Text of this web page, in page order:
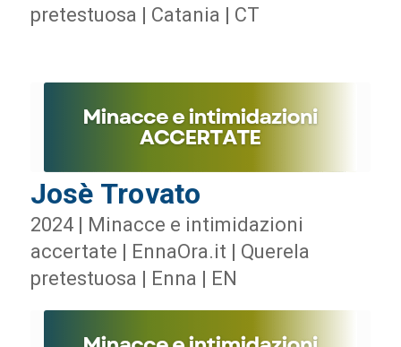
pretestuosa | Catania | CT
Josè Trovato
2024 | Minacce e intimidazioni
accertate | EnnaOra.it | Querela
pretestuosa | Enna | EN